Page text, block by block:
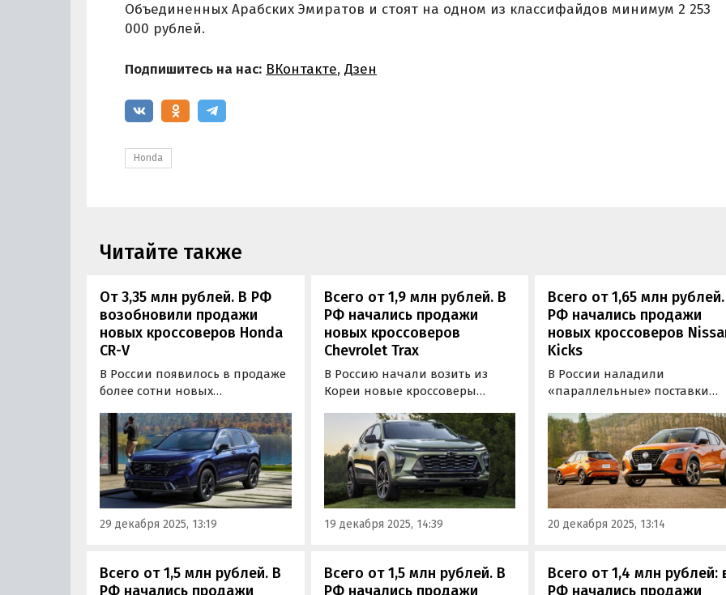
Объединенных Арабских Эмиратов и стоят на одном из классифайдов минимум 2 253
000 рублей.
Подпишитесь на нас: ВКонтакте, Дзен
Honda
Читайте также
От 3,35 млн рублей. В РФ
возобновили продажи
новых кроссоверов Honda
CR-V
В России появилось в продаже
более сотни новых
шестого поколения. Они
предлагаются и под заказ, и из
наличия, а цены на них на
одном из сайтов объявлений
сейчас начинаются от 3 350 000
рублей, сообщает портал
«Автоновости дня».
29 декабря 2025, 13:19
Всего от 1,9 млн рублей. В
РФ начались продажи
новых кроссоверов
Chevrolet Trax
В Россию начали возить из
Кореи новые кроссоверы
считать альтернативой
официально представленным
на российском рынке Jaecoo J7
и Chery Tiggo 7 Pro Max.
19 декабря 2025, 14:39
Всего от 1,65 млн
РФ начались продажи
новых кроссоверов
Kicks
В России наладили
«параллельные» поставки
которые производятся в
нескольких странах мира, но
нам приезжают только из
Китая.
20 декабря 2025, 13:14
Всего от 1,5 млн рублей. В
РФ начались продажи
Всего от 1,5 млн рублей. В
РФ начались продажи
Всего от 1,4 млн рублей:
РФ начались продажи